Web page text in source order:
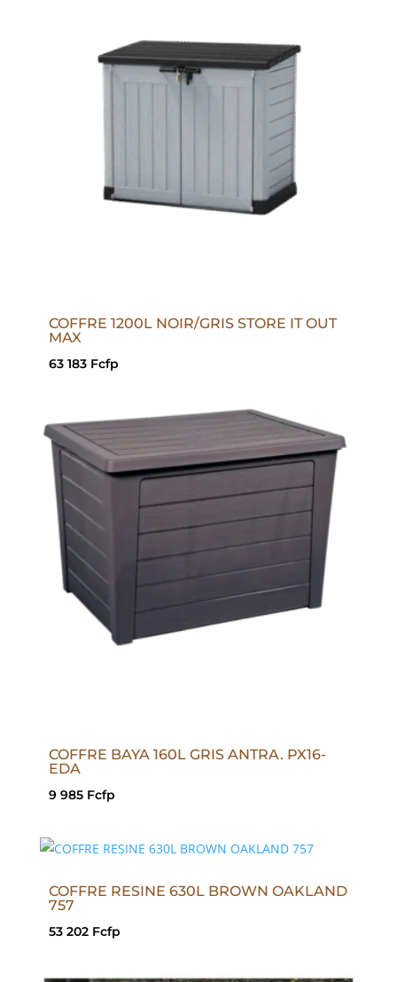
COFFRE 1200L NOIR/GRIS STORE IT OUT
MAX
63 183 Fcfp
COFFRE BAYA 160L GRIS ANTRA. PX16-
EDA
9 985 Fcfp
COFFRE RESINE 630L BROWN OAKLAND
757
53 202 Fcfp